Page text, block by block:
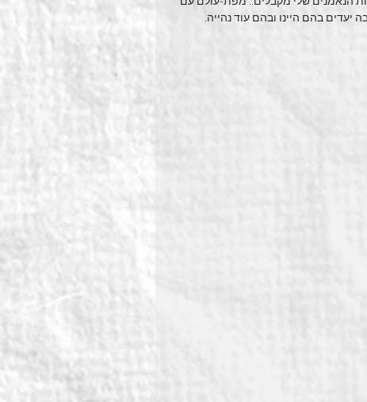
בהם היינו ובהם עוד נהייה.